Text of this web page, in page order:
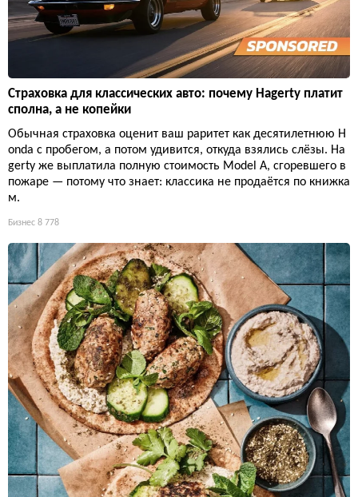
Страховка для классических авто: почему Hagerty платит
сполна, а не копейки
Обычная страховка оценит ваш раритет как десятилетнюю H
onda с пробегом, а потом удивится, откуда взялись слёзы. Ha
gerty же выплатила полную стоимость Model A, сгоревшего в
пожаре — потому что знает: классика не продаётся по книжка
м.
Бизнес 8 778